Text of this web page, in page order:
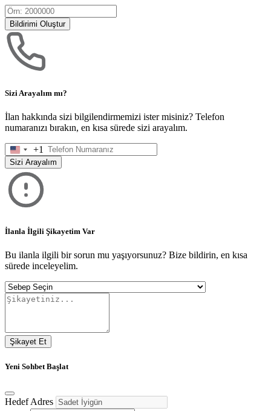
Bildirimi Oluştur
Sizi Arayalım mı?
İlan hakkında sizi bilgilendirmemizi ister misiniz? Telefon
numaranızı bırakın, en kısa sürede sizi arayalım.
United
States
+1
+1
Sizi Arayalım
İlanla İlgili Şikayetim Var
Bu ilanla ilgili bir sorun mu yaşıyorsunuz? Bize bildirin, en kısa
sürede inceleyelim.
Şikayet Et
Yeni Sohbet Başlat
Hedef Adres